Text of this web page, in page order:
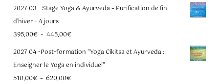
2027 03 - Stage Yoga & Ayurveda – Purification de fin
d'hiver - 4 jours
395,00€ – 445,00€Plage
de
prix :
395,00€
2027 04 -Post-formation "Yoga Cikitsa et Ayurveda :
Enseigner le Yoga en individuel"
510,00€ – 620,00€Plage